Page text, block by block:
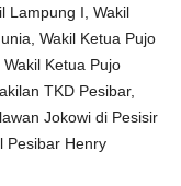
Lampung I, Wakil
Wakil Ketua Pujo
Ketua Pujo
TKD Pesibar,
Jokowi di Pesisir
Pesibar Henry